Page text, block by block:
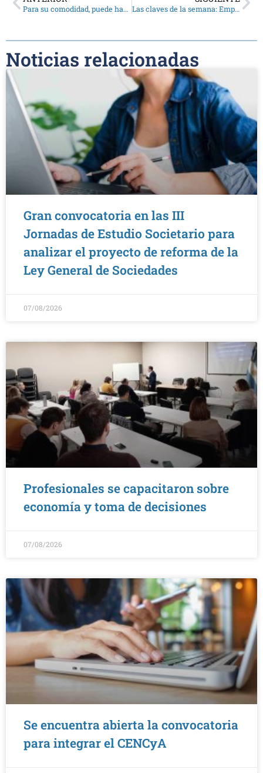
Para su comodidad, puede hacer videollamadas con los asesores Las claves de la semana: Empleadores deben ingresar obligaciones de la seguridad
Noticias relacionadas
Gran convocatoria en las III
Jornadas de Estudio Societario para
analizar el proyecto de reforma de la
Ley General de Sociedades
07/08/2026
Profesionales se capacitaron sobre
economía y toma de decisiones
07/08/2026
Se encuentra abierta la convocatoria
para integrar el CENCyA